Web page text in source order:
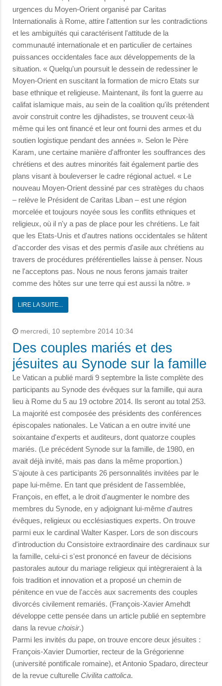
urgences du Moyen-Orient organisé par Caritas
Internationalis à Rome, attire l'attention sur les contradictions
et les ambiguïtés qui caractérisent l'attitude de la
communauté internationale et en particulier de certaines
puissances occidentales face aux développements de la
situation. « Quelqu'un poursuit le dessein de redessiner le
Moyen-Orient en suscitant la formation de micro Etats sur
base ethnique et religieuse. Maintenant, ils font la guerre au
califat islamique mais, au sein de la coalition qu'ils prétendent
avoir construit contre les djihadistes, se trouvent ceux-là
même qui les ont financé et leur ont fourni des armes et du
soutien logistique pendant des années ». Selon le Père
Karam, une certaine manière d'affronter les souffrances des
chrétiens et des autres minorités fait également partie des
plans visant à bouleverser le cadre régional actuel. « Le
nouveau Moyen-Orient dessiné par ces stratèges du chaos
– relève le Président de Caritas Liban – est une région
morcelée et toujours noyée sous les conflits ethniques et
religieux, où il n'y a pas de place pour les chrétiens. Le fait
que les Etats-Unis et d'autres nations occidentales se hâtent
d'accorder des visas et des permis d'asile aux chrétiens au
travers de procédures préférentielles laisse à penser. Nous
ne l'acceptons pas. Nous ne nous ferons jamais traiter
comme des hôtes sur une terre qui est aussi la nôtre. »
LIRE LA SUITE...
mercredi, 10 septembre 2014 10:34
Des couples mariés et des
jésuites au Synode sur la famille
Le Vatican a publié mardi 9 septembre la liste complète des
participants au Synode des évêques sur la famille, qui aura
lieu à Rome du 5 au 19 octobre 2014. Ils seront au total 253.
La majorité est composée des présidents des conférences
épiscopales nationales. Le Vatican a en outre invité une
soixantaine d'experts et auditeurs, dont quatorze couples
mariés. (Le précédent Synode sur la famille, de 1980, en
avait déjà invité, mais pas dans la même proportion.)
S'ajoute à ces participants 26 personnalités invitées par le
pape lui-même. En tant que président de l'assemblée,
François, en effet, a le droit d'augmenter le nombre des
membres du Synode, en y adjoignant lui-même d'autres
évêques, religieux ou ecclésiastiques experts. On trouve
parmi eux le cardinal Walter Kasper. Lors de son discours
d'introduction du Consistoire extraordinaire des cardinaux sur
la famille, celui-ci s'est prononcé en faveur de décisions
pastorales autour du mariage religieux qui intègreraient à la
fois tradition et innovation et a proposé un chemin de
pénitence en vue de l'accès aux sacrements des couples
divorcés civilement remariés. (François-Xavier Amehdt
développe cette pensée dans un article publié en septembre
dans la revue choisir.)
Parmi les invités du pape, on trouve encore deux jésuites :
François-Xavier Dumortier, recteur de la Grégorienne
(université pontificale romaine), et Antonio Spadaro, directeur
de la revue culturelle Civilita cattolica.